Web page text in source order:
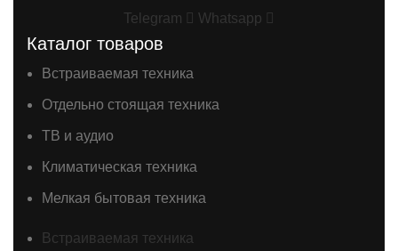
Telegram Whatsapp
Каталог товаров
Встраиваемая техника
Отдельно стоящая техника
ТВ и аудио
Климатическая техника
Мелкая бытовая техника
Встраиваемая техника